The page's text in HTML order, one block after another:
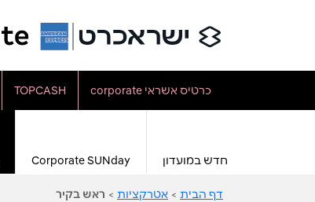
כרטיס אשראי corporate TOPCASH
חדש במועדון Corporate SUNday
דף הבית > אטרקציות > ראש בקיר